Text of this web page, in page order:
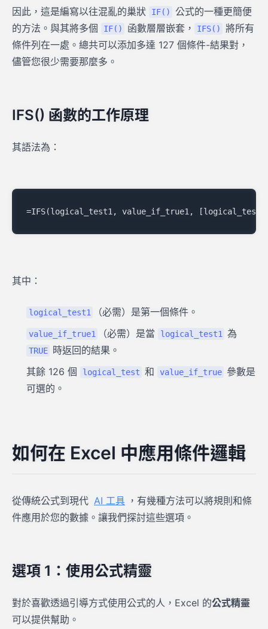
因此，這是編寫以往混亂的巢狀 IF()
公式的一種更簡便
的方法。與其將多個
IF() 函數層層嵌套， IFS()
將所有
條件列在一處。總共可以添加多達 127 個條件-結果對，
儘管您很少需要那麼多。
IFS() 函數的工作原理
其語法為：
其中：
logical_test1 （必需）是第一個條件。
value_if_true1 （必需）是當 logical_test1 為
TRUE 時返回的結果。
其餘 126 個
logical_test 和 value_if_true 參數是
可選的。
如何在 Excel 中應用條件邏輯
從傳統公式到現代 AI 工具 ，有幾種方法可以將規則和條
件應用於您的數據。讓我們探討這些選項。
選項 1：使用公式精靈
對於喜歡透過引導方式使用公式的人，Excel 的公式精靈
可以提供幫助。